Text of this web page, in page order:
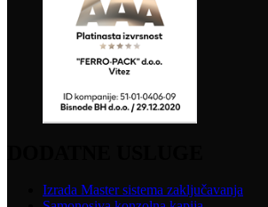
Izrada Master sistema zaključavanja